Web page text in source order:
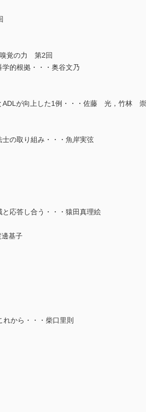
覚の力 第2回
的根拠・・・奥谷文乃
ADLが向上した1例・・・佐藤 光，竹林 崇
の取り組み・・・魚岸実弦
応答し合う・・・猿田真理絵
基子
から・・・柴口里則